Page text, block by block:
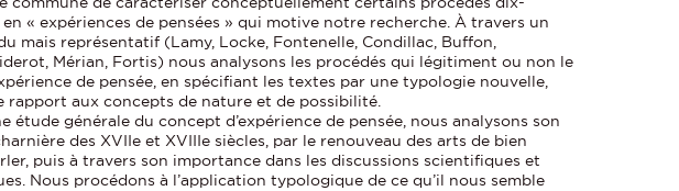
« expériences de pensées » qui motive notre recherche. À travers un
mais représentatif (Lamy, Locke, Fontenelle, Condillac, Buffon,
Mérian, Fortis) nous analysons les procédés qui légitiment ou non le
de pensée, en spécifiant les textes par une typologie nouvelle,
rapport aux concepts de nature et de possibilité.
étude générale du concept d’expérience de pensée, nous analysons son
des XVIIe et XVIIIe siècles, par le renouveau des arts de bien
puis à travers son importance dans les discussions scientifiques et
Nous procédons à l’application typologique de ce qu’il nous semble